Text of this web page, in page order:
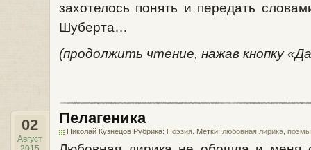
захотелось понять и передать
Шуберта…
(продолжить чтение, нажав кнопку
Пелагеника
Николай Кузнецов Рубрика: Поэзия . Метки: любовная лирика поэмы
02
Август